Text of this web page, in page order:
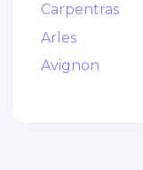
Carpentras
Arles
Avignon